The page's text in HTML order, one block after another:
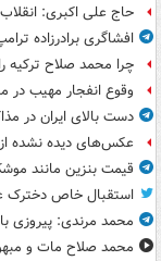
حاج علی اکبری:
افشاگری برادرزاده
چرا محمد صلاح ترکیه
وقوع انفجار مهیب در
دست بالای ایران در
عکس‌های دیده نشده
قیمت بنزین مانند
استقبال خاص دخترک
محمد مرندی: پیروزی
محمد صلاح مات و